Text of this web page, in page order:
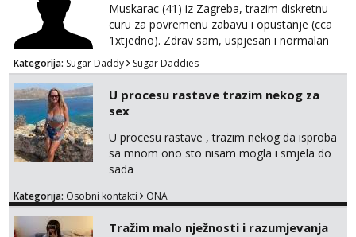
Muskarac (41) iz Zagreba, trazim diskretnu
curu za povremenu zabavu i opustanje (cca
1xtjedno). Zdrav sam, uspjesan i normalan
muskarca koji je spreman financijski cijeniti
tvoje vrijeme i trud. Ako smatras da imas sto
ponuditi, javi se s par rijeci o sebi, tome sto
trazis/ocekujes i fotkama na; Telegram
@GentAnte WA 0955812207
Kategorija: Sugar Daddy Sugar Daddies
U procesu rastave trazim nekog za
sex
U procesu rastave , trazim nekog da isproba
sa mnom ono sto nisam mogla i smjela do
sada
Kategorija: Osobni kontakti ONA
Tražim malo nježnosti i razumjevanja